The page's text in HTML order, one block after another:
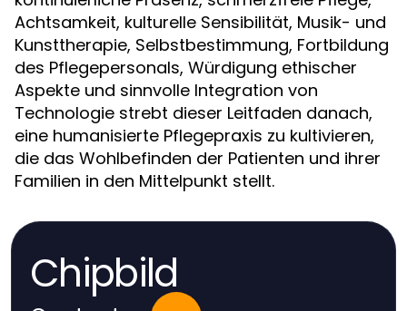
Achtsamkeit, kulturelle Sensibilität, Musik- und
Kunsttherapie, Selbstbestimmung, Fortbildung
des Pflegepersonals, Würdigung ethischer
Aspekte und sinnvolle Integration von
Technologie strebt dieser Leitfaden danach,
eine humanisierte Pflegepraxis zu kultivieren,
die das Wohlbefinden der Patienten und ihrer
Familien in den Mittelpunkt stellt.
Chipbild